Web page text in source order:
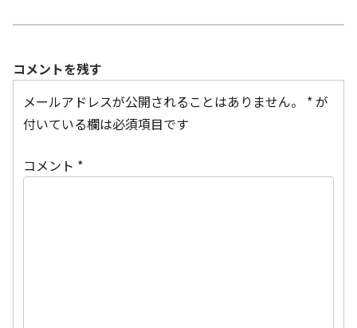
コメントを残す
メールアドレスが公開されることはありません。
*が
付いている欄は必須項目です
コメント *